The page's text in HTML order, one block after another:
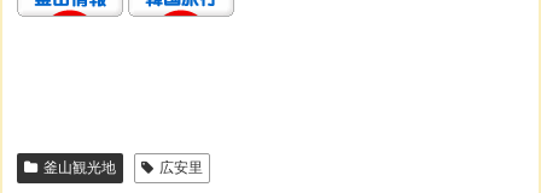
釜山観光地 広安里